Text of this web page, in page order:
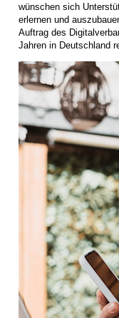
wünschen sich
erlernen und
Auftrag des
Jahren in Deutschland